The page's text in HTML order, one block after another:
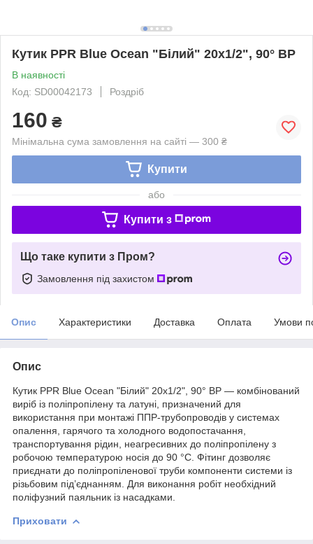
Кутик PPR Blue Ocean "Білий" 20х1/2", 90° ВР
В наявності
Код: SD00042173
Роздріб
160 ₴
Мінімальна сума замовлення на сайті — 300 ₴
Купити
або
Купити з
Що таке купити з Пром?
Замовлення під захистом
Опис Характеристики Доставка Оплата Умови
Опис
Кутик PPR Blue Ocean "Білий" 20х1/2", 90° ВР — комбінований
виріб із поліпропілену та латуні, призначений для
використання при монтажі ППР-трубопроводів у системах
опалення, гарячого та холодного водопостачання,
транспортування рідин, неагресивних до поліпропілену з
робочою температурою носія до 90 °C. Фітинг дозволяє
приєднати до поліпропіленової труби компоненти системи із
різьбовим під’єднанням. Для виконання робіт необхідний
поліфузний паяльник із насадками.
Приховати